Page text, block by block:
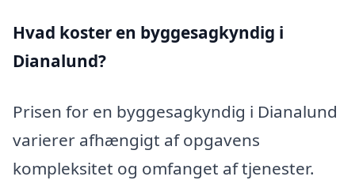
Hvad koster en byggesagkyndig i
Dianalund?
Prisen for en byggesagkyndig i Dianalund
varierer afhængigt af opgavens
kompleksitet og omfanget af tjenester.